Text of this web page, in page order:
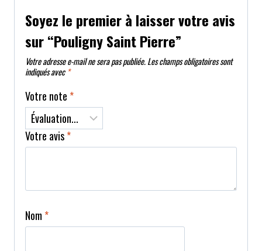
Soyez le premier à laisser votre avis
sur “Pouligny Saint Pierre”
Votre adresse e-mail ne sera pas publiée.Les champs obligatoires sont
indiqués avec *
Votre note *
Votre avis*
Nom *